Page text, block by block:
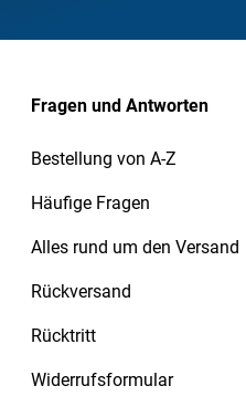
Fragen und Antworten
Bestellung von A-Z
Häufige Fragen
Alles rund um den Versand
Rückversand
Rücktritt
Widerrufsformular